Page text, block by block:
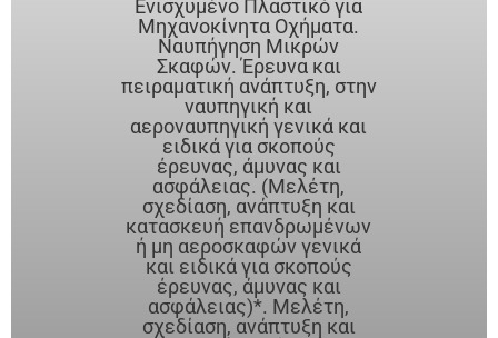
Ενισχυμένο Πλαστικό για
Μηχανοκίνητα Οχήματα.
Ναυπήγηση Μικρών
Σκαφών. Έρευνα και
πειραματική ανάπτυξη, στην
ναυπηγική και
αεροναυπηγική γενικά και
ειδικά για σκοπούς
έρευνας, άμυνας και
ασφάλειας. (Μελέτη,
σχεδίαση, ανάπτυξη και
κατασκευή επανδρωμένων
ή μη αεροσκαφών γενικά
και ειδικά για σκοπούς
έρευνας, άμυνας και
ασφάλειας)*. Μελέτη,
σχεδίαση, ανάπτυξη και